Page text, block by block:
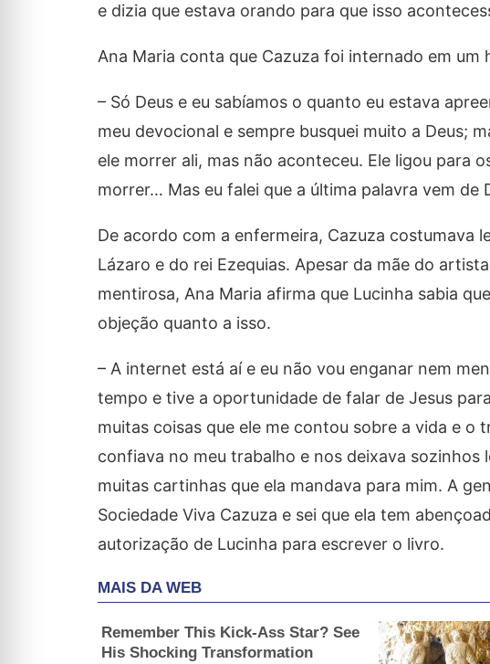
e dizia que estava orando para que isso
Ana Maria conta que Cazuza foi internado em
– Só Deus e eu sabíamos o quanto eu estava
meu devocional e sempre busquei muito a Deus;
ele morrer ali, mas não aconteceu. Ele ligou para
morrer… Mas eu falei que a última palavra vem
De acordo com a enfermeira, Cazuza costumava
Lázaro e do rei Ezequias. Apesar da mãe do
mentirosa, Ana Maria afirma que Lucinha sabia
objeção quanto a isso.
– A internet está aí e eu não vou enganar nem
tempo e tive a oportunidade de falar de Jesus
muitas coisas que ele me contou sobre a vida e o
confiava no meu trabalho e nos deixava
muitas cartinhas que ela mandava para mim. A
Sociedade Viva Cazuza e sei que ela tem
autorização de Lucinha para escrever o livro.